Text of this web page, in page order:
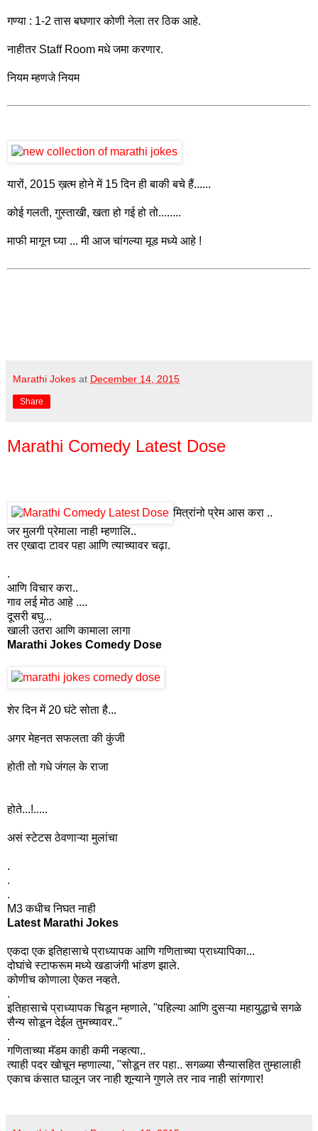
गण्या : 1-2 तास बघणार कोणी नेला तर ठिक आहे.
नाहीतर Staff Room मधे जमा करणार.
नियम म्हणजे नियम
यारों, 2015 ख़त्म होने में 15 दिन ही बाकी बचे हैं......
कोई गलती, गुस्ताखी, खता हो गई हो तो........
माफी मागून घ्या ... मी आज चांगल्या मूड मध्ये आहे !
Marathi Jokes at December 14, 2015
Share
Marathi Comedy Latest Dose
मित्रांनो प्रेम आस करा ..
जर मुलगी प्रेमाला नाही म्हणालि..
तर एखादा टावर पहा आणि त्याच्यावर चढ़ा.
.
आणि विचार करा..
गाव लई मोठ आहे ....
दूसरी बघु...
खाली उतरा आणि कामाला लागा
Marathi Jokes Comedy Dose
शेर दिन में 20 घंटे सोता है...
अगर मेहनत सफलता की कुंजी
होती तो गधे जंगल के राजा
होते...!.....
असं स्टेटस ठेवणाऱ्या मुलांचा
.
.
.
M3 कधीच निघत नाही
Latest Marathi Jokes
एकदा एक इतिहासाचे प्राध्यापक आणि गणिताच्या प्राध्यापिका...
दोघांचे स्टाफरूम मध्ये खडाजंगी भांडण झाले.
कोणीच कोणाला ऐकत नव्हते.
.
इतिहासाचे प्राध्यापक चिडून म्हणाले, "पहिल्या आणि दुसऱ्या महायुद्धाचे सगळे
सैन्य सोडून देईल तुमच्यावर.."
.
गणिताच्या मॅडम काही कमी नव्हत्या..
त्याही पदर खोचून म्हणाल्या, "सोडून तर पहा.. सगळ्या सैन्यासहित तुम्हालाही
एकाच कंसात घालून जर नाही शून्याने गुणले तर नाव नाही सांगणार!